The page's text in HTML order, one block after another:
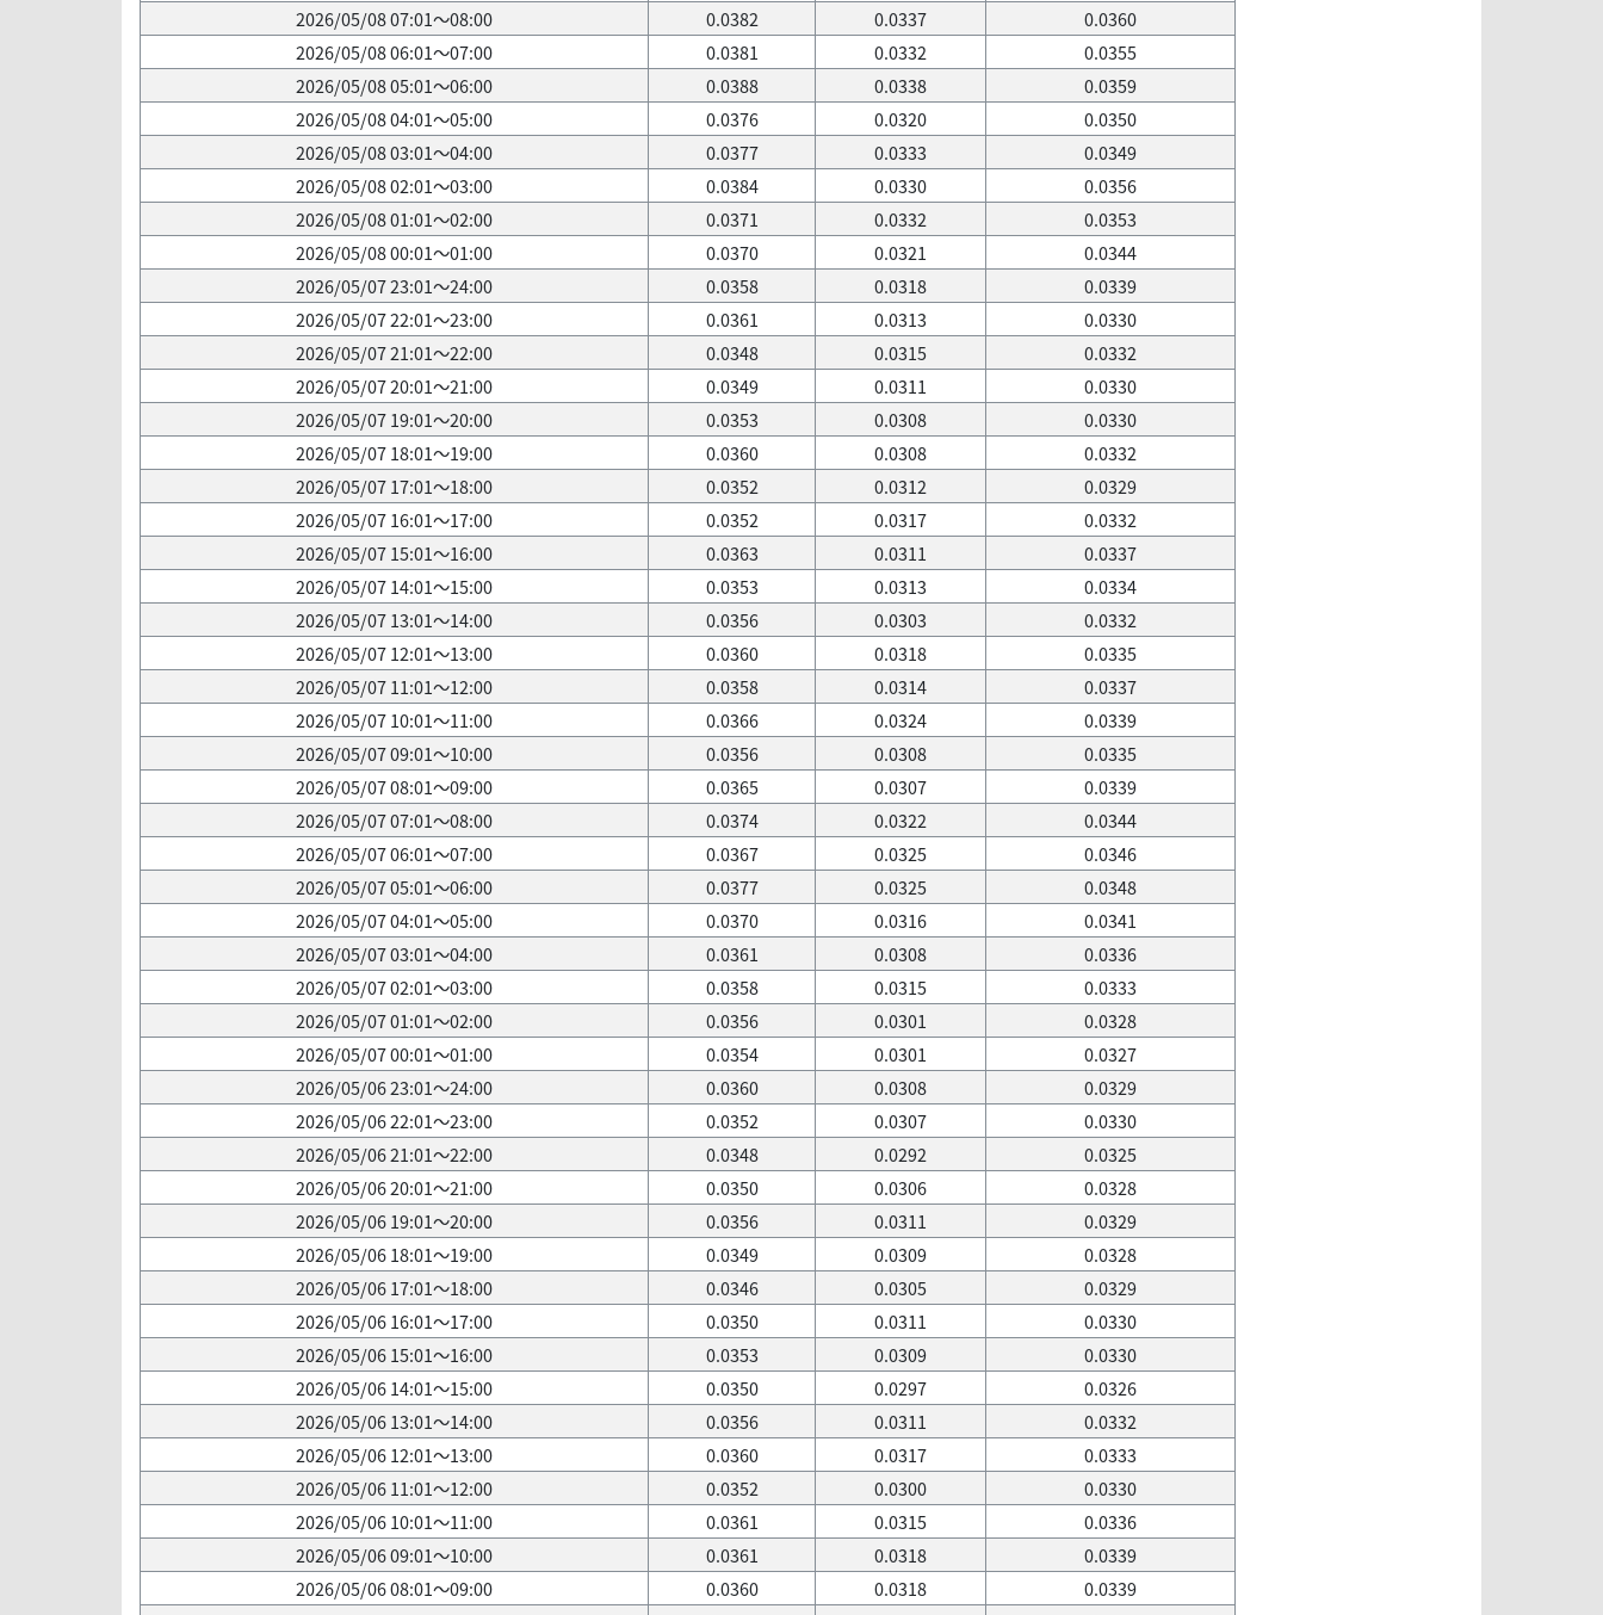
2026/05/08 07:01～08:00
0.0382 0.0337
0.0360
2026/05/08 06:01～07:00
0.0381 0.0332
0.0355
2026/05/08 05:01～06:00
0.0388 0.0338
0.0359
2026/05/08 04:01～05:00
0.0376 0.0320
0.0350
2026/05/08 03:01～04:00
0.0377 0.0333
0.0349
2026/05/08 02:01～03:00
0.0384 0.0330
0.0356
2026/05/08 01:01～02:00
0.0371 0.0332
0.0353
2026/05/08 00:01～01:00
0.0370 0.0321
0.0344
2026/05/07 23:01～24:00
0.0358 0.0318
0.0339
2026/05/07 22:01～23:00
0.0361 0.0313
0.0330
2026/05/07 21:01～22:00
0.0348 0.0315
0.0332
2026/05/07 20:01～21:00
0.0349 0.0311
0.0330
2026/05/07 19:01～20:00
0.0353 0.0308
0.0330
2026/05/07 18:01～19:00
0.0360 0.0308
0.0332
2026/05/07 17:01～18:00
0.0352 0.0312
0.0329
2026/05/07 16:01～17:00
0.0352 0.0317
0.0332
2026/05/07 15:01～16:00
0.0363 0.0311
0.0337
2026/05/07 14:01～15:00
0.0353 0.0313
0.0334
2026/05/07 13:01～14:00
0.0356 0.0303
0.0332
2026/05/07 12:01～13:00
0.0360 0.0318
0.0335
2026/05/07 11:01～12:00
0.0358 0.0314
0.0337
2026/05/07 10:01～11:00
0.0366 0.0324
0.0339
2026/05/07 09:01～10:00
0.0356 0.0308
0.0335
2026/05/07 08:01～09:00
0.0365 0.0307
0.0339
2026/05/07 07:01～08:00
0.0374 0.0322
0.0344
2026/05/07 06:01～07:00
0.0367 0.0325
0.0346
2026/05/07 05:01～06:00
0.0377 0.0325
0.0348
2026/05/07 04:01～05:00
0.0370 0.0316
0.0341
2026/05/07 03:01～04:00
0.0361 0.0308
0.0336
2026/05/07 02:01～03:00
0.0358 0.0315
0.0333
2026/05/07 01:01～02:00
0.0356 0.0301
0.0328
2026/05/07 00:01～01:00
0.0354 0.0301
0.0327
2026/05/06 23:01～24:00
0.0360 0.0308
0.0329
2026/05/06 22:01～23:00
0.0352 0.0307
0.0330
2026/05/06 21:01～22:00
0.0348 0.0292
0.0325
2026/05/06 20:01～21:00
0.0350 0.0306
0.0328
2026/05/06 19:01～20:00
0.0356 0.0311
0.0329
2026/05/06 18:01～19:00
0.0349 0.0309
0.0328
2026/05/06 17:01～18:00
0.0346 0.0305
0.0329
2026/05/06 16:01～17:00
0.0350 0.0311
0.0330
2026/05/06 15:01～16:00
0.0353 0.0309
0.0330
2026/05/06 14:01～15:00
0.0350 0.0297
0.0326
2026/05/06 13:01～14:00
0.0356 0.0311
0.0332
2026/05/06 12:01～13:00
0.0360 0.0317
0.0333
2026/05/06 11:01～12:00
0.0352 0.0300
0.0330
2026/05/06 10:01～11:00
0.0361 0.0315
0.0336
2026/05/06 09:01～10:00
0.0361 0.0318
0.0339
2026/05/06 08:01～09:00
0.0360 0.0318
0.0339